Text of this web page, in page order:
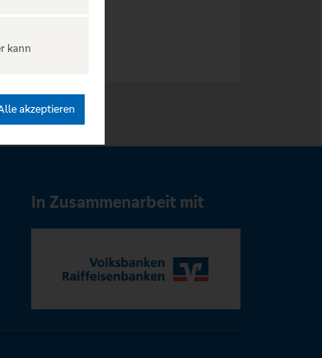
In Zusammenarbeit mit
kann
akzeptieren